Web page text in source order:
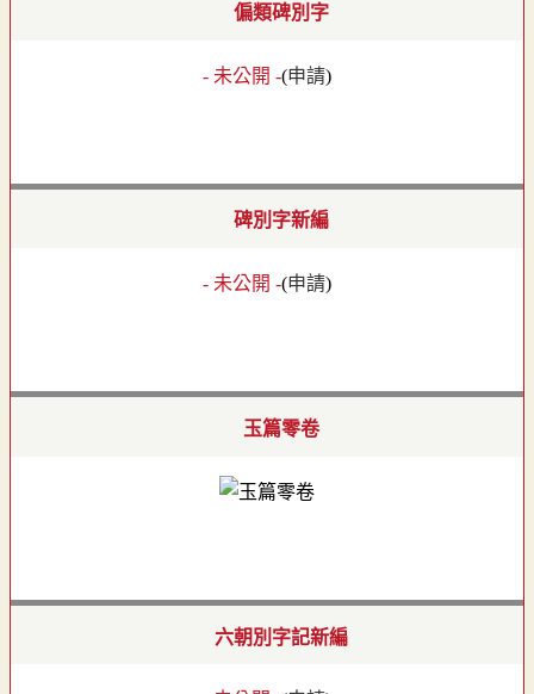
偏類碑別字
- 未公開 -(申請)
碑別字新編
- 未公開 -(申請)
玉篇零卷
六朝別字記新編